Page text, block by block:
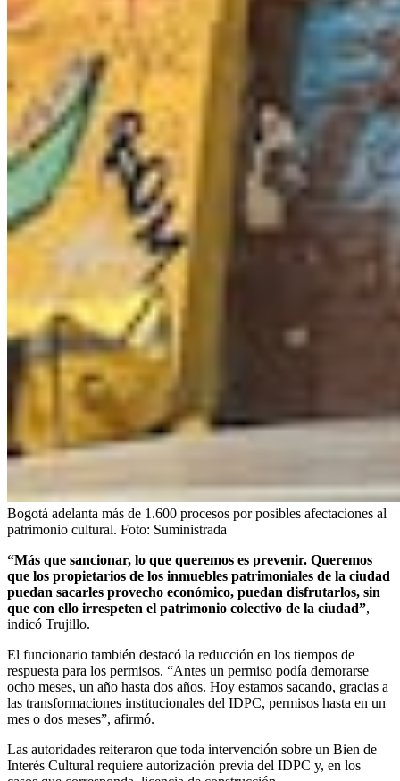
Bogotá adelanta más de 1.600 procesos por posibles afectaciones al
patrimonio cultural. Foto: Suministrada
“Más que sancionar, lo que queremos es prevenir. Queremos
que los propietarios de los inmuebles patrimoniales de la ciudad
puedan sacarles provecho económico, puedan disfrutarlos, sin
que con ello irrespeten el patrimonio colectivo de la ciudad”,
indicó Trujillo.
El funcionario también destacó la reducción en los tiempos de
respuesta para los permisos. “Antes un permiso podía demorarse
ocho meses, un año hasta dos años. Hoy estamos sacando, gracias a
las transformaciones institucionales del IDPC, permisos hasta en un
mes o dos meses”, afirmó.
Las autoridades reiteraron que toda intervención sobre un Bien de
Interés Cultural requiere autorización previa del IDPC y, en los